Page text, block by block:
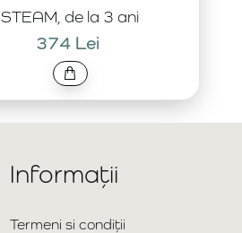
STEAM, de la 3 ani
374 Lei
Informații
Termeni si condiții